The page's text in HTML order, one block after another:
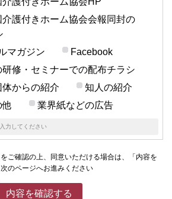
介護付きホーム協会会報同封の
マガジン
Facebook
研修・セミナーでの配布チラシ
体からの紹介
知人の紹介
他
業界紙などの広告
ご確認の上、同意いただける場合は、「内容を
のページへお進みください
内容を確認する